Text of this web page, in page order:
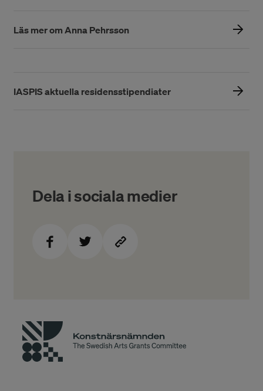
Läs mer om Anna Pehrsson
IASPIS aktuella residensstipendiater
Dela i sociala medier